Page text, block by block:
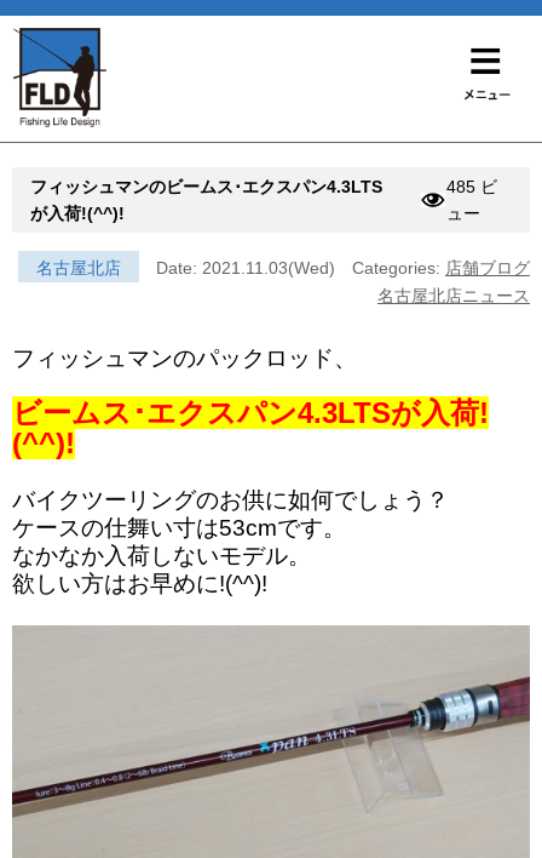
フィッシュマンのビームス･エクスパン4.3LTS
が入荷!(^^)!
485 ビ
ュー
名古屋北店 Date: 2021.11.03(Wed) Categories: 店舗ブログ
名古屋北店ニュース
フィッシュマンのパックロッド、
ビームス･エクスパン4.3LTSが入荷!
(^^)!
バイクツーリングのお供に如何でしょう？
ケースの仕舞い寸は53cmです。
なかなか入荷しないモデル。
欲しい方はお早めに!(^^)!